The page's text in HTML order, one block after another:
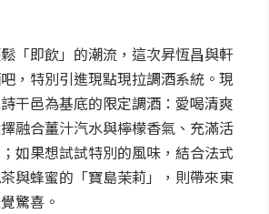
「即飲」的潮流，這次昇恆昌與軒
，特別引進現點現拉調酒系統。現
干邑為基底的限定調酒：愛喝清爽
融合薑汁汽水與檸檬香氣、充滿活
如果想試試特別的風味，結合法式
與蜂蜜的「寶島茉莉」，則帶來東
驚喜。